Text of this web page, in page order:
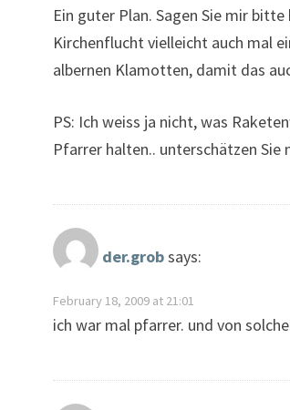
Ein guter Plan. Sagen Sie mir
Kirchenflucht vielleicht auch mal
albernen Klamotten, damit das
PS: Ich weiss ja nicht, was
Pfarrer halten.. unterschätzen
der.grobsays:
February 18, 2009 at 21:01
ich war mal pfarrer. und von